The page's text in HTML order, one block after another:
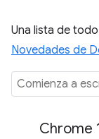
Una lista de
Novedades de
Chrome